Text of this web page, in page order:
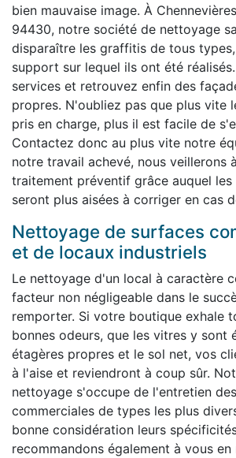
bien mauvaise image. À
94430, notre société de nettoyage
disparaître les graffitis de tous
support sur lequel ils ont été
services et retrouvez enfin des
propres. N'oubliez pas que plus vite
pris en charge, plus il est facile de
Contactez donc au plus vite notre
notre travail achevé, nous veillerons
traitement préventif grâce auquel
seront plus aisées à corriger en
Nettoyage de surfaces
et de locaux industriels
Le nettoyage d'un local à caractère
facteur non négligeable dans le
remporter. Si votre boutique exhale
bonnes odeurs, que les vitres y sont
étagères propres et le sol net, vos
à l'aise et reviendront à coup sûr.
nettoyage s'occupe de l'entretien
commerciales de types les plus
bonne considération leurs
recommandons également à vous